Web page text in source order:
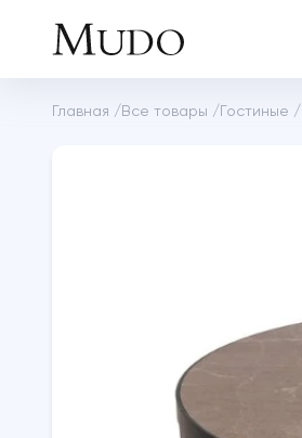
Главная / Все товары / Гостиные /